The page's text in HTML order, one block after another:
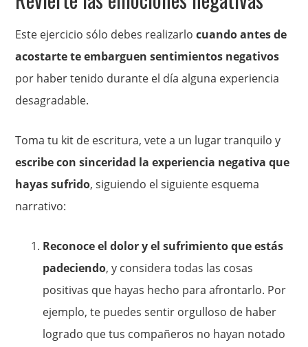
Este ejercicio sólo debes realizarlocuando antes de
acostarte te embarguen sentimientos negativos
por haber tenido durante el día alguna experiencia
desagradable.
Toma tu kit de escritura, vete a un lugar tranquilo y
escribe con sinceridad la experiencia negativa que
hayas sufrido, siguiendo el siguiente esquema
narrativo:
Reconoce el dolor y el sufrimiento que estás
padeciendo, y considera todas las cosas
positivas que hayas hecho para afrontarlo. Por
ejemplo, te puedes sentir orgulloso de haber
logrado que tus compañeros no hayan notado